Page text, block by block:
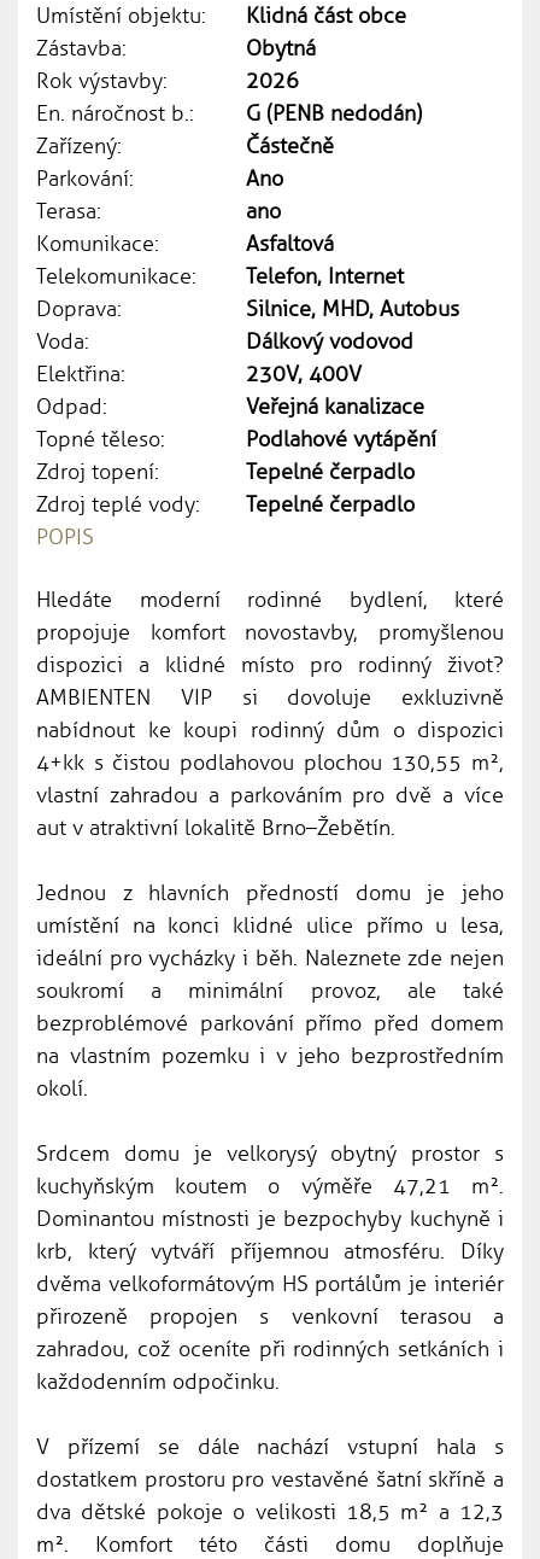
Umístění objektu:
Klidná část obce
Zástavba:
Obytná
Rok výstavby:
2026
En. náročnost b.:
G (PENB nedodán)
Zařízený:
Částečně
Parkování:
Ano
Terasa:
ano
Komunikace:
Asfaltová
Telekomunikace:
Telefon, Internet
Doprava:
Silnice, MHD, Autobus
Voda:
Dálkový vodovod
Elektřina:
230V, 400V
Odpad:
Veřejná kanalizace
Topné těleso:
Podlahové vytápění
Zdroj topení:
Tepelné čerpadlo
Zdroj teplé vody:
Tepelné čerpadlo
POPIS
Hledáte moderní rodinné bydlení, které
propojuje komfort novostavby, promyšlenou
dispozici a klidné místo pro rodinný život?
AMBIENTEN VIP si dovoluje exkluzivně
nabídnout ke koupi rodinný dům o dispozici
4+kk s čistou podlahovou plochou 130,55 m²,
vlastní zahradou a parkováním pro dvě a více
aut v atraktivní lokalitě Brno–Žebětín.
Jednou z hlavních předností domu je jeho
umístění na konci klidné ulice přímo u lesa,
ideální pro vycházky i běh. Naleznete zde nejen
soukromí a minimální provoz, ale také
bezproblémové parkování přímo před domem
na vlastním pozemku i v jeho bezprostředním
okolí.
Srdcem domu je velkorysý obytný prostor s
kuchyňským koutem o výměře 47,21 m².
Dominantou místnosti je bezpochyby kuchyně i
krb, který vytváří příjemnou atmosféru. Díky
dvěma velkoformátovým HS portálům je interiér
přirozeně propojen s venkovní terasou a
zahradou, což oceníte při rodinných setkáních i
každodenním odpočinku.
V přízemí se dále nachází vstupní hala s
dostatkem prostoru pro vestavěné šatní skříně a
dva dětské pokoje o velikosti 18,5 m² a 12,3
m². Komfort této části domu doplňuje